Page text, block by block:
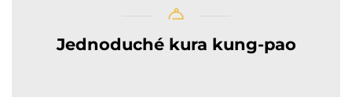
Jednoduché kura kung-pao